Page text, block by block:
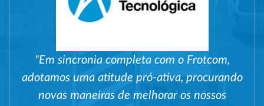
"Em sincronia completa com o Frotcom,
adotamos uma atitude pró-ativa, procurando
novas maneiras de melhorar os nossos